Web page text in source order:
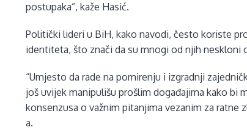
postupaka”, kaže Hasić.
Politički lideri u BiH, kako navodi, često koriste
identiteta, što znači da su mnogi od njih neskloni
“Umjesto da rade na pomirenju i izgradnji
još uvijek manipulišu prošlim događajima kako bi
konsenzusa o važnim pitanjima vezanim za ratne
a.